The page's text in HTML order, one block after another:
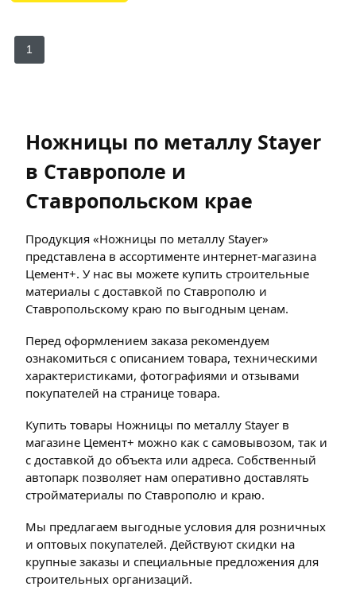
1
Ножницы по металлу Stayer
в Ставрополе и
Ставропольском крае
Продукция «Ножницы по металлу Stayer»
представлена в ассортименте интернет-магазина
Цемент+. У нас вы можете купить строительные
материалы с доставкой по Ставрополю и
Ставропольскому краю по выгодным ценам.
Перед оформлением заказа рекомендуем
ознакомиться с описанием товара, техническими
характеристиками, фотографиями и отзывами
покупателей на странице товара.
Купить товары Ножницы по металлу Stayer в
магазине Цемент+ можно как с самовывозом, так и
с доставкой до объекта или адреса. Собственный
автопарк позволяет нам оперативно доставлять
стройматериалы по Ставрополю и краю.
Мы предлагаем выгодные условия для розничных
и оптовых покупателей. Действуют скидки на
крупные заказы и специальные предложения для
строительных организаций.